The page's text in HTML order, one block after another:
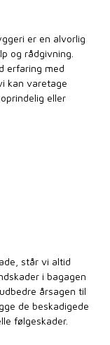
er en alvorlig
og rådgivning.
erfaring med
kan varetage
eller
står vi altid
i bagagen
årsagen til
de beskadigede
følgeskader.